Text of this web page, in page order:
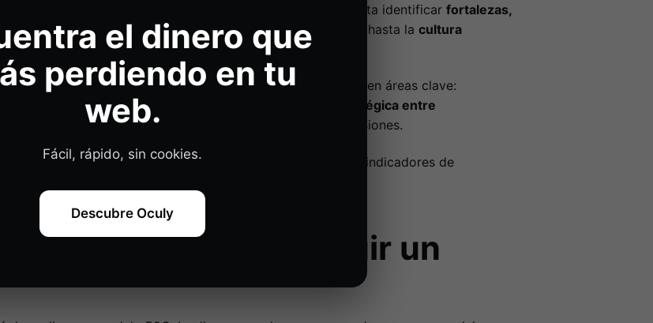
realizar una que te permita identificar fortalezas,
debe abarcar desde la infraestructura tecnológica actual hasta la cultura
comerciales.
clasificar a tu empresa en función de su grado de avance en áreas clave:
adopción de herramientas digitales y
alineación estratégica entre
te permitirá definir un roadmap realista y priorizar inversiones.
resistencias al cambio digitaldentro del equipo, establecer indicadores de
del proceso de transformación.
para construir un
el dinero que
perdiendo en tu
web.
Fácil, rápido, sin cookies.
Descubre Oculy